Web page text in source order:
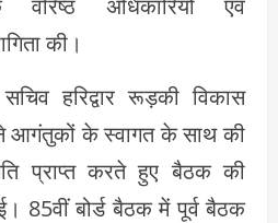
की।
हरिद्वार रूड़की विकास
आगंतुकों के स्वागत के साथ की
प्राप्त करते हुए बैठक की
85वीं बोर्ड बैठक में पूर्व बैठक